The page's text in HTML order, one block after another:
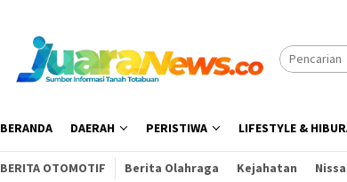
BERANDA DAERAH PERISTIWA LIFESTYLE &
BERITA OTOMOTIF Berita Olahraga Kejahatan